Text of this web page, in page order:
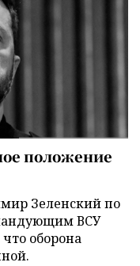
положение
Зеленский по
ВСУ
оборона